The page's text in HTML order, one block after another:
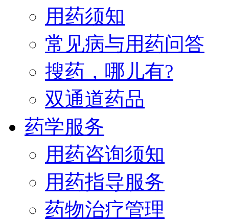
用药须知
常见病与用药问答
搜药，哪儿有?
双通道药品
药学服务
用药咨询须知
用药指导服务
药物治疗管理